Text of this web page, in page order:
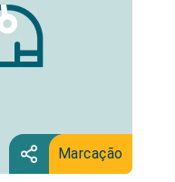
Marcação